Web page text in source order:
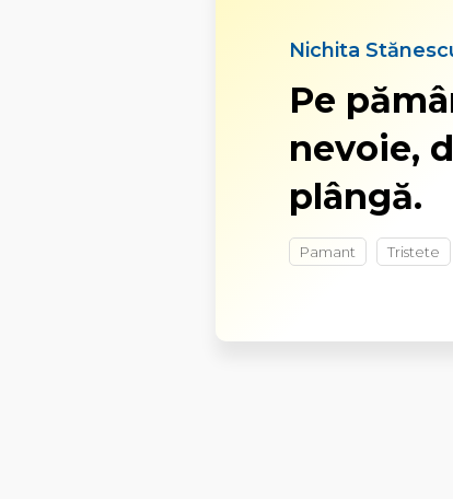
Nichita
Pe
nevoie,
plângă.
Pamant Tristete